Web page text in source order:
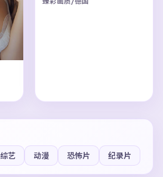
综艺 动漫 恐怖片 纪录片